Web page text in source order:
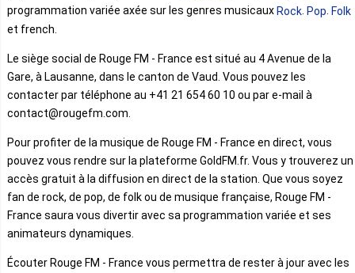
programmation variée axée sur les genres musicaux Rock Pop Folk
et french.
Le siège social de Rouge FM - France est situé au 4 Avenue de la
Gare, à Lausanne, dans le canton de Vaud. Vous pouvez les
contacter par téléphone au +41 21 654 60 10 ou par e-mail à
contact@rougefm.com.
Pour profiter de la musique de Rouge FM - France en direct, vous
pouvez vous rendre sur la plateforme GoldFM.fr. Vous y trouverez un
accès gratuit à la diffusion en direct de la station. Que vous soyez
fan de rock, de pop, de folk ou de musique française, Rouge FM -
France saura vous divertir avec sa programmation variée et ses
animateurs dynamiques.
Écouter Rouge FM - France vous permettra de rester à jour avec les